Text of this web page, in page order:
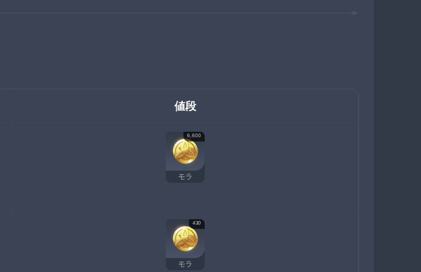
値段
6,600
モラ
430
モラ